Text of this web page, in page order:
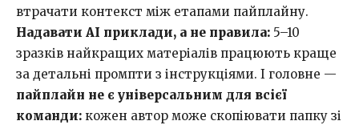
втрачати контекст між етапами пайплайну.
Надавати AI приклади, а не правила: 5–10
зразків найкращих матеріалів працюють краще
за детальні промпти з інструкціями. І головне —
пайплайн не є універсальним для всієї
команди: кожен автор може скопіювати папку зі